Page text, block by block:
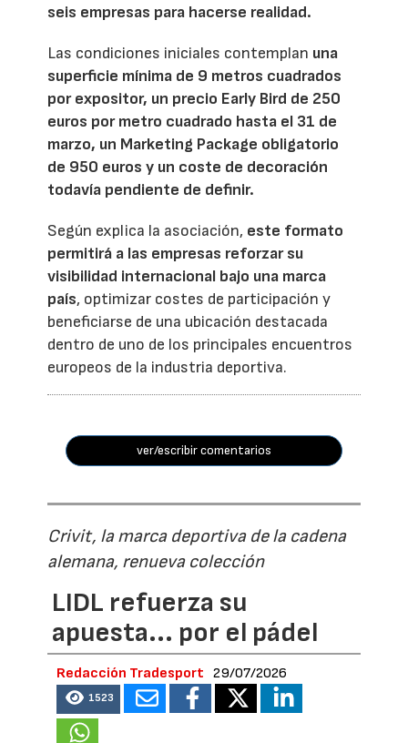
seis empresas para hacerse realidad.
Las condiciones iniciales contemplan una
superficie mínima de 9 metros cuadrados
por expositor, un precio Early Bird de 250
euros por metro cuadrado hasta el 31 de
marzo, un Marketing Package obligatorio
de 950 euros y un coste de decoración
todavía pendiente de definir.
Según explica la asociación, este formato
permitirá a las empresas reforzar su
visibilidad internacional bajo una marca
país, optimizar costes de participación y
beneficiarse de una ubicación destacada
dentro de uno de los principales encuentros
europeos de la industria deportiva.
ver/escribir comentarios
Crivit, la marca deportiva de la cadena
alemana, renueva colección
LIDL refuerza su
apuesta... por el pádel
Redacción Tradesport 29/07/2026
1523